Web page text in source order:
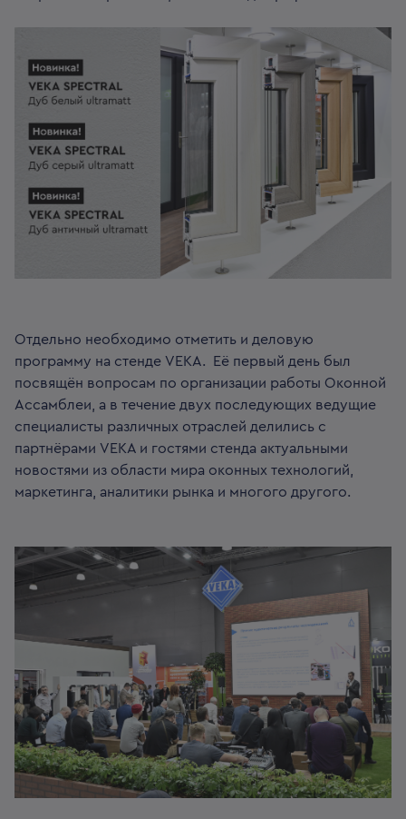
Отдельно необходимо отметить и деловую
программу на стенде VEKA. Её первый день был
посвящён вопросам по организации работы Оконной
Ассамблеи, а в течение двух последующих ведущие
специалисты различных отраслей делились с
партнёрами VEKA и гостями стенда актуальными
новостями из области мира оконных технологий,
маркетинга, аналитики рынка и многого другого.